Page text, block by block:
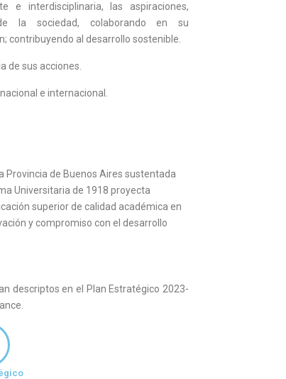
e interdisciplinaria, las aspiraciones,
la sociedad, colaborando en su
contribuyendo al desarrollo sostenible.
de sus acciones.
e internacional.
Provincia de Buenos Aires sustentada
Universitaria de 1918 proyecta
superior de calidad académica en
y compromiso con el desarrollo
descriptos en el Plan Estratégico 2023-